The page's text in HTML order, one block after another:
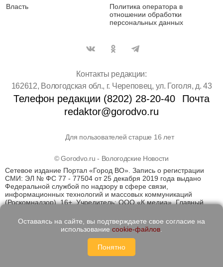
Власть
Политика оператора в
отношении обработки
персональных данных
Контакты редакции:
162612, Вологодская обл., г. Череповец, ул. Гоголя, д. 43
Телефон редакции (8202) 28-20-40
Почта
redaktor@gorodvo.ru
Для пользователей старше 16 лет
© Gorodvo.ru - Вологодские Новости
Сетевое издание Портал «Город ВО». Запись о регистрации
СМИ: ЭЛ № ФС 77 - 77504 от 25 декабря 2019 года выдано
Федеральной службой по надзору в сфере связи,
информационных технологий и массовых коммуникаций
(Роскомнадзор). 16+. Учредитель: ООО «К медиа». Главный
применяются рекомендательные технологии (информационные
технологии предоставления информации на основе сбора,
систематизации и анализа сведений, относящихся к
предпочтениям пользователей сети "Интернет", находящихся
на территории Российской Федерации)
Оставаясь на сайте, вы подтверждаете свое согласие на
использование cookie-файлов
Понятно